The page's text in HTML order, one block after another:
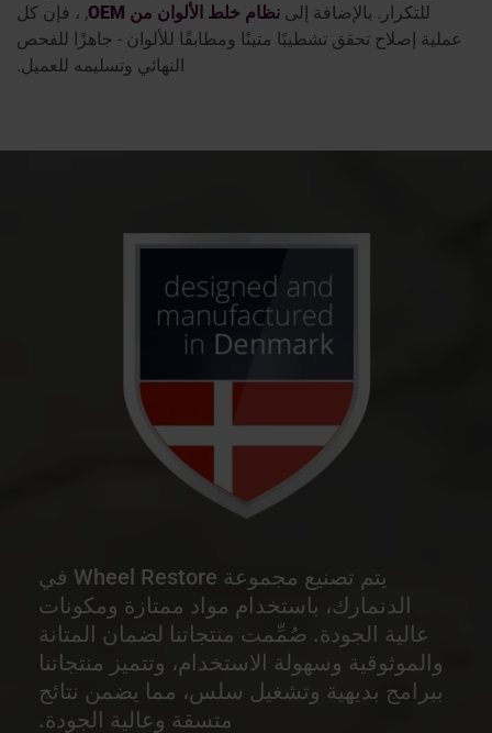
للتكرار. بالإضافة إلى نظام خلط الألوان من OEM
, ، فإن كل
عملية إصلاح تحقق تشطيبًا متينًا ومطابقًا للألوان - جاهزًا للفحص
النهائي وتسليمه للعميل.
يتم تصنيع مجموعة Wheel Restore في
الدنمارك، باستخدام مواد ممتازة ومكونات
عالية الجودة. صُمِّمت منتجاتنا لضمان المتانة
والموثوقية وسهولة الاستخدام، وتتميز منتجاتنا
ببرامج بديهية وتشغيل سلس، مما يضمن نتائج
متسقة وعالية الجودة.